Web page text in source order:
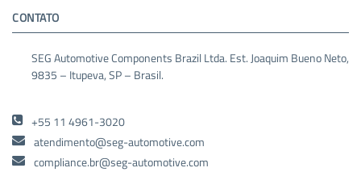
CONTATO
SEG Automotive Components Brazil Ltda. Est. Joaquim Bueno Neto,
9835 – Itupeva, SP – Brasil.
+55 11 4961-3020
atendimento@seg-automotive.com
compliance.br@seg-automotive.com